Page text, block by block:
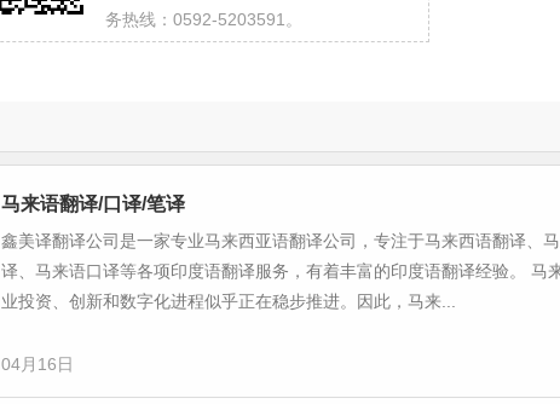
务热线：0592-5203591。
马来语翻译/口译/笔译
鑫美译翻译公司是一家专业马来西亚语翻译公司，专注于马来西语翻译、
译、马来语口译等各项印度语翻译服务，有着丰富的印度语翻译经验。 马
业投资、创新和数字化进程似乎正在稳步推进。因此，马来...
04月16日